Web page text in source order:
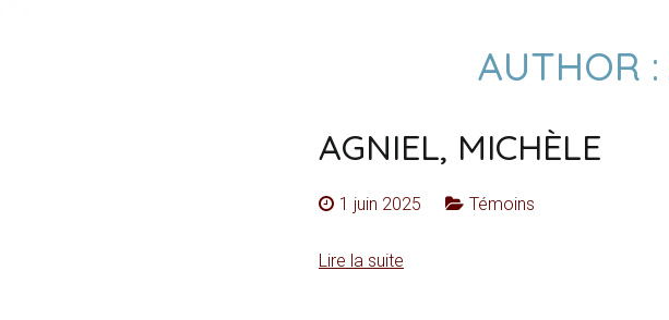
AUTHOR :
AGNIEL, MICHÈLE
1 juin 2025 Témoins
Lire la suite